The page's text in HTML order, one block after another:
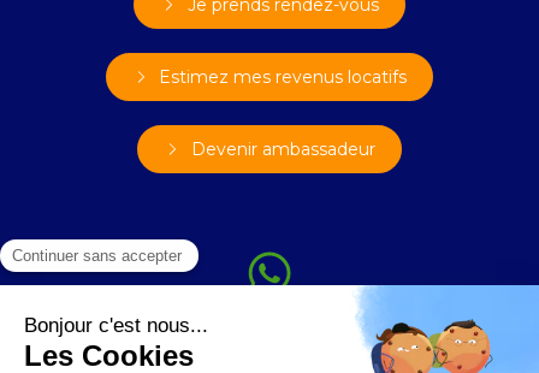
Je prends rendez-vous
Estimez mes revenus locatifs
Devenir ambassadeur